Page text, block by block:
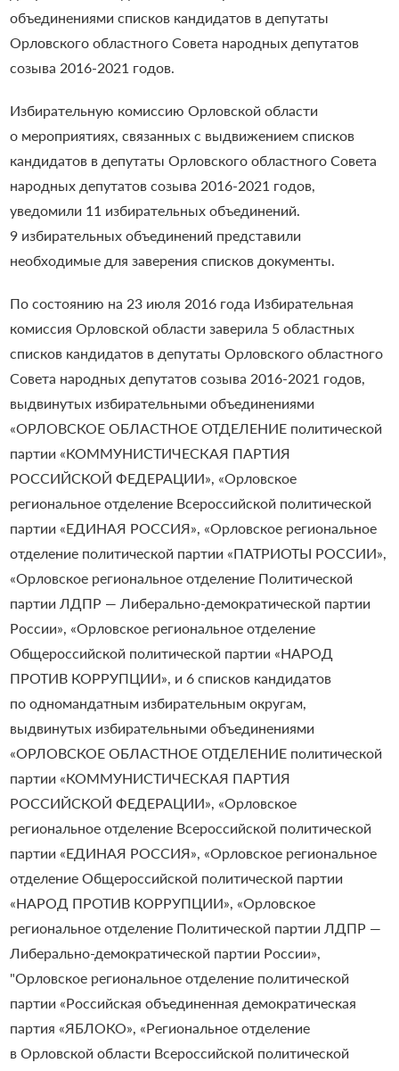
объединениями списков кандидатов в депутаты
Орловского областного Совета народных депутатов
созыва 2016-2021 годов.
Избирательную комиссию Орловской области
о мероприятиях, связанных с выдвижением списков
кандидатов в депутаты Орловского областного Совета
народных депутатов созыва 2016-2021 годов,
уведомили 11 избирательных объединений.
9 избирательных объединений представили
необходимые для заверения списков документы.
По состоянию на 23 июля 2016 года Избирательная
комиссия Орловской области заверила 5 областных
списков кандидатов в депутаты Орловского областного
Совета народных депутатов созыва 2016-2021 годов,
выдвинутых избирательными объединениями
«ОРЛОВСКОЕ ОБЛАСТНОЕ ОТДЕЛЕНИЕ политической
партии «КОММУНИСТИЧЕСКАЯ ПАРТИЯ
РОССИЙСКОЙ ФЕДЕРАЦИИ», «Орловское
региональное отделение Всероссийской политической
партии «ЕДИНАЯ РОССИЯ», «Орловское региональное
отделение политической партии «ПАТРИОТЫ РОССИИ»,
«Орловское региональное отделение Политической
партии ЛДПР — Либерально-демократической партии
России», «Орловское региональное отделение
Общероссийской политической партии «НАРОД
ПРОТИВ КОРРУПЦИИ», и 6 списков кандидатов
по одномандатным избирательным округам,
выдвинутых избирательными объединениями
«ОРЛОВСКОЕ ОБЛАСТНОЕ ОТДЕЛЕНИЕ политической
партии «КОММУНИСТИЧЕСКАЯ ПАРТИЯ
РОССИЙСКОЙ ФЕДЕРАЦИИ», «Орловское
региональное отделение Всероссийской политической
партии «ЕДИНАЯ РОССИЯ», «Орловское региональное
отделение Общероссийской политической партии
«НАРОД ПРОТИВ КОРРУПЦИИ», «Орловское
региональное отделение Политической партии ЛДПР —
Либерально-демократической партии России»,
"Орловское региональное отделение политической
партии «Российская объединенная демократическая
партия «ЯБЛОКО», «Региональное отделение
в Орловской области Всероссийской политической